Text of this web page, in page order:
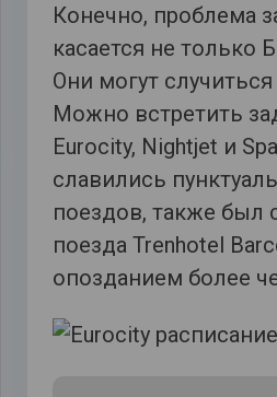
Конечно, проблема
касается не только
Они могут случиться
Можно встретить
Eurocity, Nightjet и
славились
поездов, также был
поезда Trenhotel
опозданием более